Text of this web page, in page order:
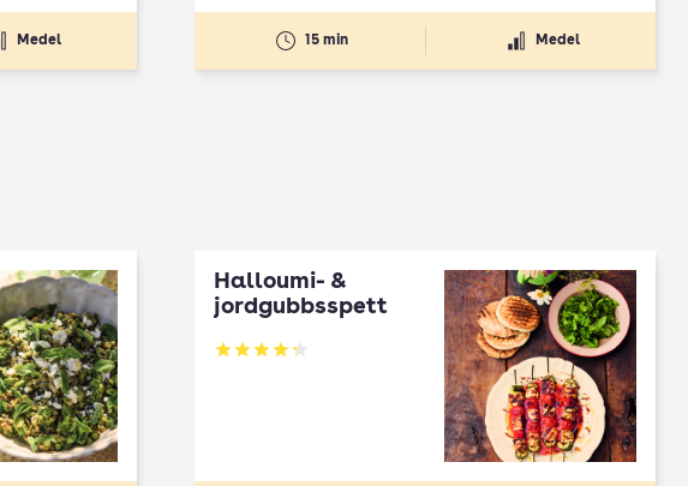
Medel 15 min Medel
Halloumi- &
jordgubbsspett
Betyg: 4.3 av 5